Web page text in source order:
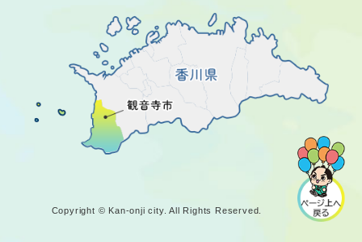
Copyright © Kan-onji city. All Rights Reserved.